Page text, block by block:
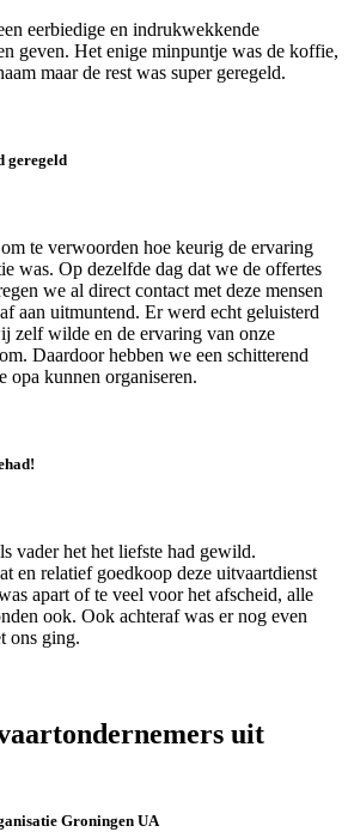
eerbiedige en indrukwekkende
geven. Het enige minpuntje was de koffie,
maar de rest was super geregeld.
geregeld
te verwoorden hoe keurig de ervaring
was. Op dezelfde dag dat we de offertes
we al direct contact met deze mensen
aan uitmuntend. Er werd echt geluisterd
zelf wilde en de ervaring van onze
Daardoor hebben we een schitterend
opa kunnen organiseren.
vader het het liefste had gewild.
en relatief goedkoop deze uitvaartdienst
apart of te veel voor het afscheid, alle
ook. Ook achteraf was er nog even
ons ging.
uit
Groningen UA